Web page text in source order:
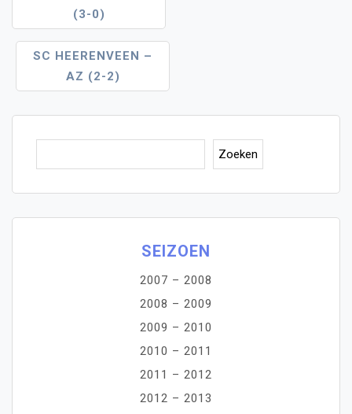
(3-0)
SC HEERENVEEN –
AZ (2-2)
Zoeken
SEIZOEN
2007 – 2008
2008 – 2009
2009 – 2010
2010 – 2011
2011 – 2012
2012 – 2013